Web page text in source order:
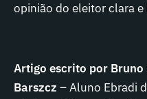
opinião do eleitor clara e
Artigo escrito por
Barszcz – Aluno Ebradi